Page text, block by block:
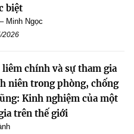
biệt
Minh Ngọc
2026
liêm chính và sự tham gia
niên trong phòng, chống
Kinh nghiệm của một
trên thế giới